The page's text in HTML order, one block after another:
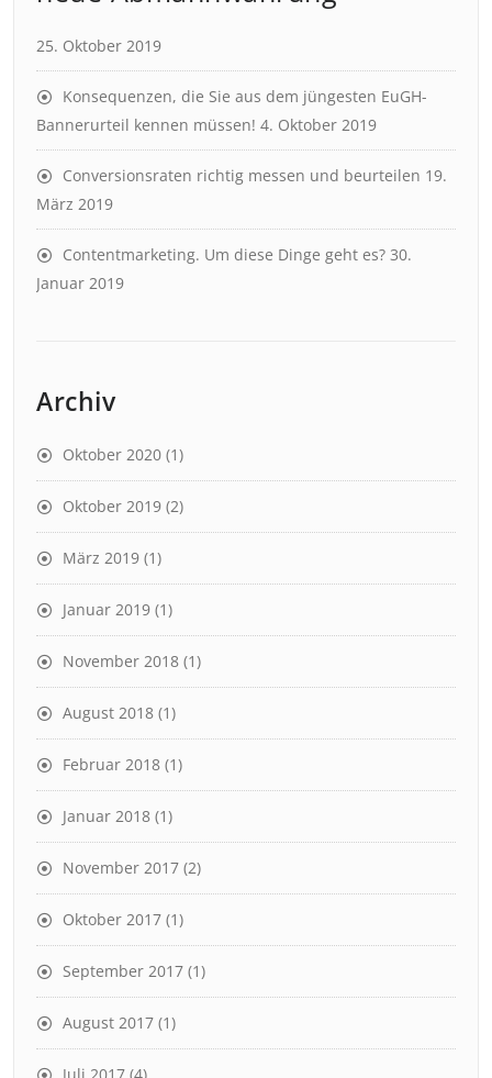
25. Oktober 2019
Konsequenzen, die Sie aus dem jüngesten EuGH-
Bannerurteil kennen müssen! 4. Oktober 2019
Conversionsraten richtig messen und beurteilen 19.
März 2019
Contentmarketing. Um diese Dinge geht es? 30.
Januar 2019
Archiv
Oktober 2020 (1)
Oktober 2019 (2)
März 2019 (1)
Januar 2019 (1)
November 2018 (1)
August 2018 (1)
Februar 2018 (1)
Januar 2018 (1)
November 2017 (2)
Oktober 2017 (1)
September 2017 (1)
August 2017 (1)